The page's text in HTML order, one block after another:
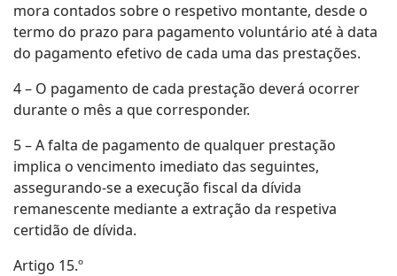
mora contados sobre o respetivo montante, desde o
termo do prazo para pagamento voluntário até à data
do pagamento efetivo de cada uma das prestações.
4 – O pagamento de cada prestação deverá ocorrer
durante o mês a que corresponder.
5 – A falta de pagamento de qualquer prestação
implica o vencimento imediato das seguintes,
assegurando-se a execução fiscal da dívida
remanescente mediante a extração da respetiva
certidão de dívida.
Artigo 15.º